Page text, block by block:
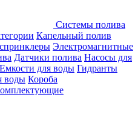
Системы полива
Капельный полив
Электромагнитные
Датчики полива Насосы для
Емкости для воды Гидранты
воды Короба